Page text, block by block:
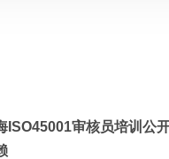
ISO45001审核员培训公